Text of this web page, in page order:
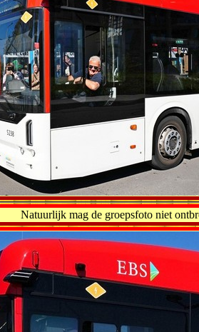
Natuurlijk mag de groepsfoto niet